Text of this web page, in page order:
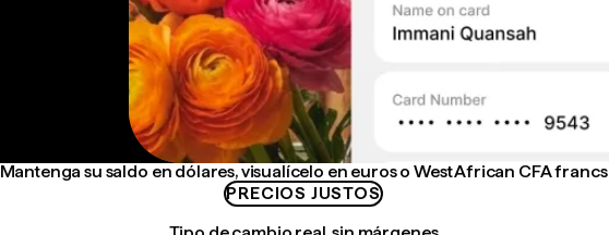
Mantenga su saldo en dólares, visualícelo en euros o West African CFA francs
PRECIOS JUSTOS